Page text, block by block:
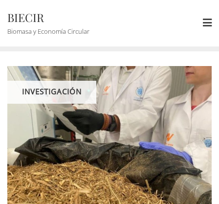
BIECIR
Biomasa y Economía Circular
INVESTIGACIÓN